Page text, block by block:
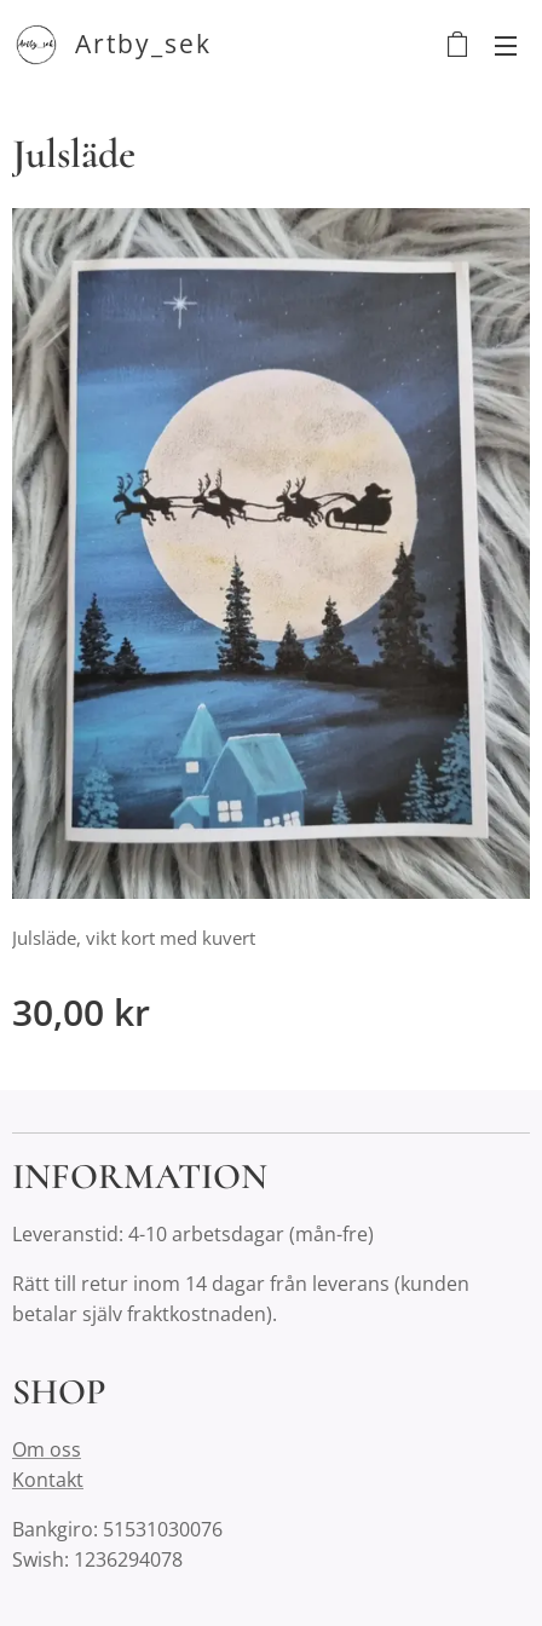
Artby_sek
Julsläde
Julsläde, vikt kort med kuvert
30,00 kr
INFORMATION
Leveranstid: 4-10 arbetsdagar (mån-fre)
Rätt till retur inom 14 dagar från leverans (kunden
betalar själv fraktkostnaden).
SHOP
Om oss
Kontakt
Bankgiro: 51531030076
Swish: 1236294078